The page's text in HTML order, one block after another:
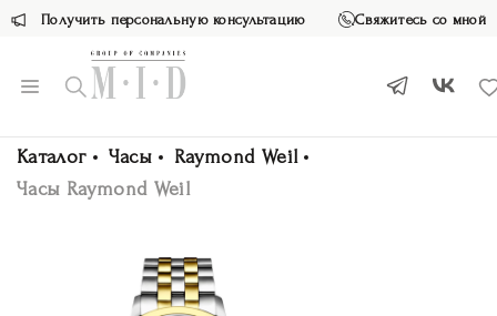
Получить персональную консультацию Свяжитесь со мной
Каталог Часы
Raymond Weil
Часы Raymond Weil